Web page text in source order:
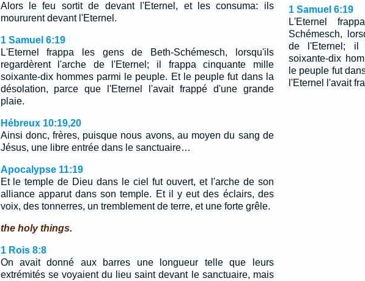
Alors le feu sortit de devant l'Eternel, et les consuma: ils
moururent devant l'Eternel.
1 Samuel 6:19
L'Eternel frappa les gens de Beth-Schémesch, lorsqu'ils
regardèrent l'arche de l'Eternel; il frappa cinquante mille
soixante-dix hommes parmi le peuple. Et le peuple fut dans la
désolation, parce que l'Eternel l'avait frappé d'une grande
plaie.
Hébreux 10:19,20
Ainsi donc, frères, puisque nous avons, au moyen du sang de
Jésus, une libre entrée dans le sanctuaire…
Apocalypse 11:19
Et le temple de Dieu dans le ciel fut ouvert, et l'arche de son
alliance apparut dans son temple. Et il y eut des éclairs, des
voix, des tonnerres, un tremblement de terre, et une forte grêle.
the holy things.
1 Rois 8:8
On avait donné aux barres une longueur telle que leurs
extrémités se voyaient du lieu saint devant le sanctuaire, mais
1 Samuel 6:19
L'Eternel
Schémesch,
de l'Eternel; il
soixante-dix
le peuple fut
l'Eternel l'avait